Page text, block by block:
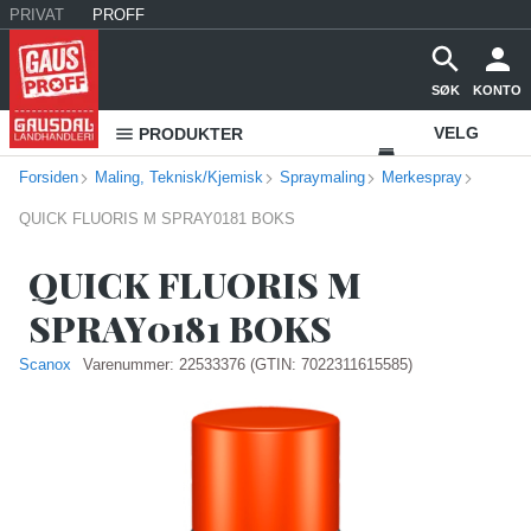
PRIVAT PROFF
SØK KONTO
PRODUKTER VELG
VAREHUS
Forsiden Maling, Teknisk/Kjemisk Spraymaling Merkespray
QUICK FLUORIS M SPRAY0181 BOKS
QUICK FLUORIS M
SPRAY0181 BOKS
Scanox Varenummer: 22533376 (GTIN: 7022311615585)